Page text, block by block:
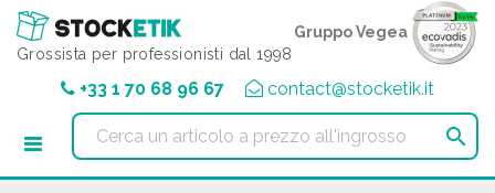
Grossista per professionisti dal 1998
Gruppo Vegea
+33 1 70 68 96 67 contact@stocketik.it

Pannello di gestione dei cookies